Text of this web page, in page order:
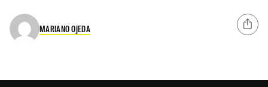
MARIANO OJEDA